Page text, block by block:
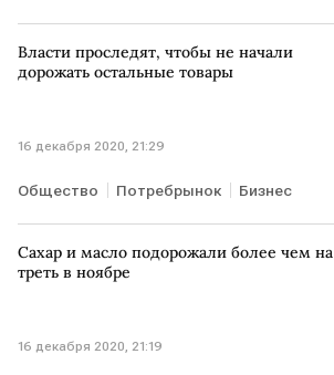
Экономика Технологии Twitter
Власти проследят, чтобы не начали
дорожать остальные товары
16 декабря 2020, 21:29
Общество Потребрынок Бизнес
Экономика регулирование
цены промпроизводителей
Сахар и масло подорожали более чем на
треть в ноябре
16 декабря 2020, 21:19